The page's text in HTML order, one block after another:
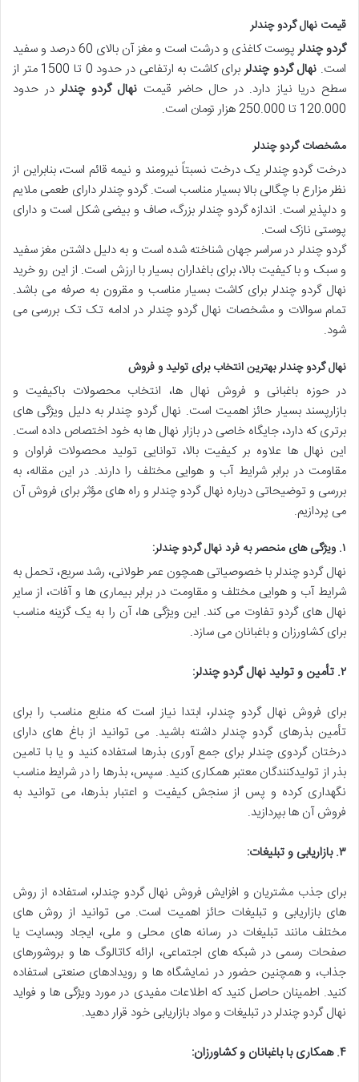
قیمت نهال گردو چندلر
گردو چندلر
پوست کاغذی و درشت است و مغز آن بالای 60 درصد و سفید
است. نهال گردو چندلر
برای کاشت به ارتفاعی در حدود 0 تا 1500 متر از
سطح دریا نیاز دارد. در حال حاضر قیمت نهال گردو چندلردر حدود
120.000 تا 250.000 هزار تومان است.
مشخصات گردو چندلر
درخت گردو چندلر یک درخت نسبتاً نیرومند و نیمه قائم است، بنابراین از
نظر مزارع با چگالی بالا بسیار مناسب است. گردو چندلر دارای طعمی ملایم
و دلپذیر است. اندازه گردو چندلر بزرگ، صاف و بیضی شکل است و دارای
پوستی نازک است.
گردو چندلر در سراسر جهان شناخته شده است و به دلیل داشتن مغز سفید
و سبک و با کیفیت بالا، برای باغداران بسیار با ارزش است. از این رو خرید
نهال گردو چندلر برای کاشت بسیار مناسب و مقرون به صرفه می باشد.
تمام سوالات و مشخصات نهال گردو چندلر در ادامه تک تک بررسی می
شود.
نهال گردو چندلر بهترین انتخاب برای تولید و فروش
در حوزه باغبانی و فروش نهال ها، انتخاب محصولات باکیفیت و
بازارپسند بسیار حائز اهمیت است. نهال گردو چندلر به دلیل ویژگی های
برتری که دارد، جایگاه خاصی در بازار نهال ها به خود اختصاص داده است.
این نهال ها علاوه بر کیفیت بالا، توانایی تولید محصولات فراوان و
مقاومت در برابر شرایط آب و هوایی مختلف را دارند. در این مقاله، به
بررسی و توضیحاتی درباره نهال گردو چندلر و راه های مؤثر برای فروش آن
می پردازیم.
۱. ویژگی های منحصر به فرد نهال گردو چندلر:
نهال گردو چندلر با خصوصیاتی همچون عمر طولانی، رشد سریع، تحمل به
شرایط آب و هوایی مختلف و مقاومت در برابر بیماری ها و آفات، از سایر
نهال های گردو تفاوت می کند. این ویژگی ها، آن را به یک گزینه مناسب
برای کشاورزان و باغبانان می سازد.
۲. تأمین و تولید نهال گردو چندلر:
برای فروش نهال گردو چندلر، ابتدا نیاز است که منابع مناسب را برای
تأمین بذرهای گردو چندلر داشته باشید. می توانید از باغ های دارای
درختان گردوی چندلر برای جمع آوری بذرها استفاده کنید و یا با تامین
بذر از تولیدکنندگان معتبر همکاری کنید. سپس، بذرها را در شرایط مناسب
نگهداری کرده و پس از سنجش کیفیت و اعتبار بذرها، می توانید به
فروش آن ها بپردازید.
۳. بازاریابی و تبلیغات:
برای جذب مشتریان و افزایش فروش نهال گردو چندلر، استفاده از روش
های بازاریابی و تبلیغات حائز اهمیت است. می توانید از روش های
مختلف مانند تبلیغات در رسانه های محلی و ملی، ایجاد وبسایت یا
صفحات رسمی در شبکه های اجتماعی، ارائه کاتالوگ ها و بروشورهای
جذاب، و همچنین حضور در نمایشگاه ها و رویدادهای صنعتی استفاده
کنید. اطمینان حاصل کنید که اطلاعات مفیدی در مورد ویژگی ها و فواید
نهال گردو چندلر در تبلیغات و مواد بازاریابی خود قرار دهید.
۴. همکاری با باغبانان و کشاورزان: